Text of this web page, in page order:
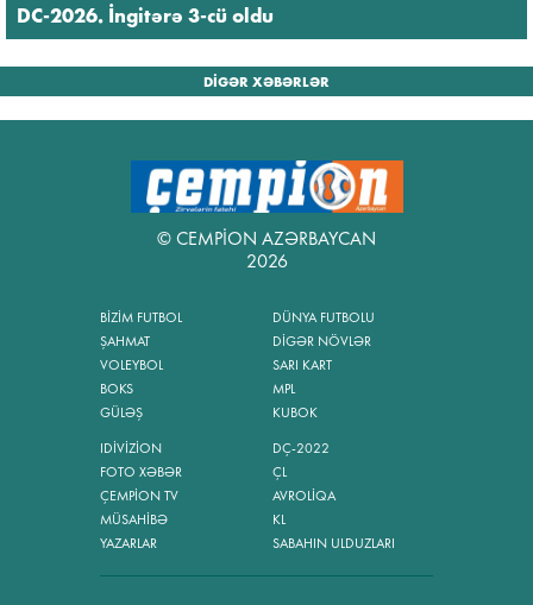
DC-2026. İngitərə 3-cü oldu
DİGƏR XƏBƏRLƏR
© CEMPİON AZƏRBAYCAN
2026
BİZİM FUTBOL
ŞAHMAT
VOLEYBOL
BOKS
GÜLƏŞ
DÜNYA FUTBOLU
DİGƏR NÖVLƏR
SARI KART
MPL
KUBOK
IDİVİZİON
FOTO XƏBƏR
ÇEMPİON TV
MÜSAHİBƏ
YAZARLAR
DÇ-2022
ÇL
AVROLİQA
KL
SABAHIN ULDUZLARI